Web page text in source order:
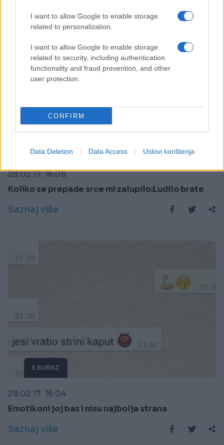
I want to allow Google to enable storage
related to personalization.
I want to allow Google to enable storage
related to security, including authentication
functionality and fraud prevention, and other
user protection.
CONFIRM
Data Deletion Data Access Uslovi korištenja
E BURAZ
28.02.17. 16:08
Koliko se prepade srce mi zalupilo:Ludilo brate
Saznaj više
E BURAZ
28.02.17. 16:04
Emotikoni joj bas i nisu najbolja strana
Saznaj više